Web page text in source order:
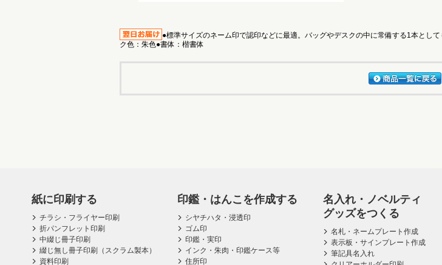
●標準サイズのネーム印で認印などに最適。バッグやデスクの中に常備する1本とし
ク色：朱色●書体：楷書体
紙に印刷する
チラシ・フライヤー印刷
折パンフレット印刷
中綴じ冊子印刷
綴じ無し冊子印刷（スクラム製本）
資料印刷
印鑑・はんこを作成する
シヤチハタ・浸透印
ゴム印
印鑑・実印
インク・朱肉・印鑑ケース等
住所印
名入れ・ノベルティ
グッズをつくる
名札・ネームプレート作成
表示板・サインプレート作成
筆記具名入れ